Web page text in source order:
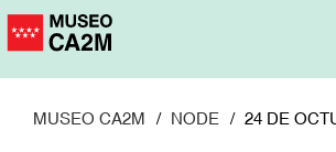
Pasar
MUSEO CA2M NODE 24 DE